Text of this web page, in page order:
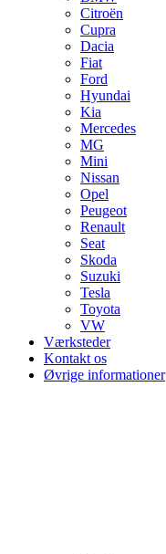
Citroën
Cupra
Dacia
Fiat
Ford
Hyundai
Kia
Mercedes
MG
Mini
Nissan
Opel
Peugeot
Renault
Seat
Skoda
Suzuki
Tesla
Toyota
VW
Værksteder
Kontakt os
Øvrige informationer